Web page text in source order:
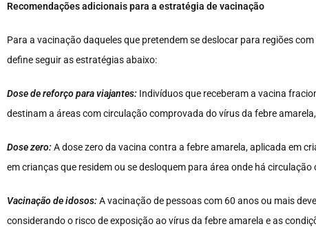
Recomendações adicionais para a estratégia de vacinação
Para a vacinação daqueles que pretendem se deslocar para regiões
define seguir as estratégias abaixo:
Dose de reforço para viajantes: Indivíduos que receberam a vacina
destinam a áreas com circulação comprovada do vírus da febre
Dose zero:A dose zero da vacina contra a febre amarela, aplicada em
em crianças que residem ou se desloquem para área onde há
Vacinação de idosos:A vacinação de pessoas com 60 anos ou mais
considerando o risco de exposição ao vírus da febre amarela e as